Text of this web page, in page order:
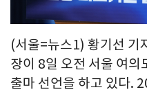
(서울=뉴스1) 황기선 기
장이 8일 오전 서울 여의
출마 선언을 하고 있다.